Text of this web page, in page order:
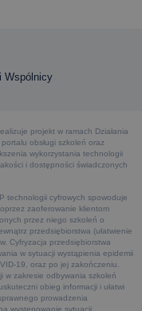
Wspólnicy
projekt w ramach Działania
obsługi szkoleń oraz
wykorzystania technologii
i dostępności świadczonych
technologii cyfrowych spowoduje
zaoferowanie klientom
przez niego szkoleń o
przedsiębiorstwa (ułatwienie
Cyfryzacja przedsiębiorstwa
w sytuacji wystąpienia epidemii
19, oraz po jej zakończeniu.
w zakresie odbywania szkoleń
obieg informacji i ułatwi
prowadzenia
występowanie sytuacji